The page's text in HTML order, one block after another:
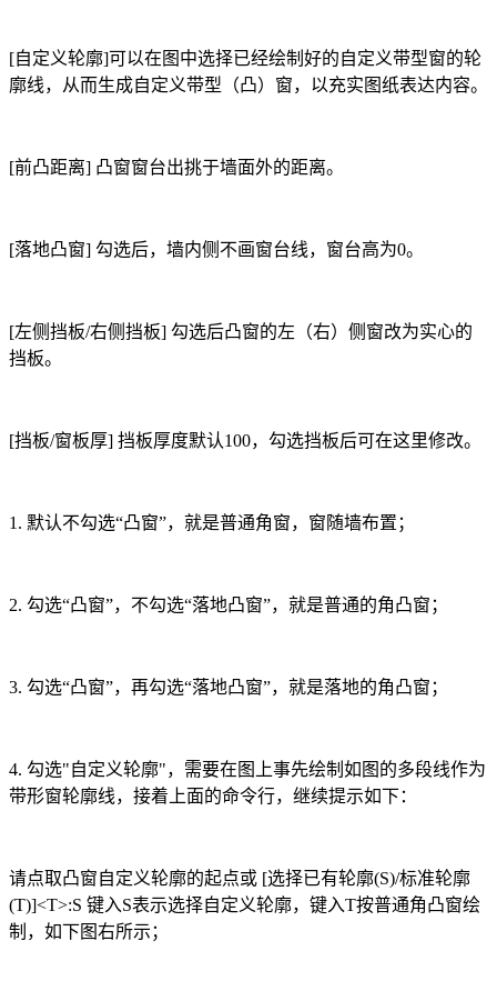
[自定义轮廓]可以在图中选择已经绘制好的自定义带型窗的轮
廓线，从而生成自定义带型（凸）窗，以充实图纸表达内容。
[前凸距离] 凸窗窗台出挑于墙面外的距离。
[落地凸窗] 勾选后，墙内侧不画窗台线，窗台高为0。
[左侧挡板/右侧挡板] 勾选后凸窗的左（右）侧窗改为实心的
挡板。
[挡板/窗板厚] 挡板厚度默认100，勾选挡板后可在这里修改。
1. 默认不勾选“凸窗”，就是普通角窗，窗随墙布置；
2. 勾选“凸窗”，不勾选“落地凸窗”，就是普通的角凸窗；
3. 勾选“凸窗”，再勾选“落地凸窗”，就是落地的角凸窗；
4. 勾选"自定义轮廓"，需要在图上事先绘制如图的多段线作为
带形窗轮廓线，接着上面的命令行，继续提示如下：
请点取凸窗自定义轮廓的起点或 [选择已有轮廓(S)/标准轮廓
(T)]<T>:S 键入S表示选择自定义轮廓，键入T按普通角凸窗绘
制，如下图右所示；